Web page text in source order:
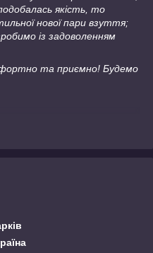
якість, то
нової пари взуття;
із задоволенням
та приємно! Будемо